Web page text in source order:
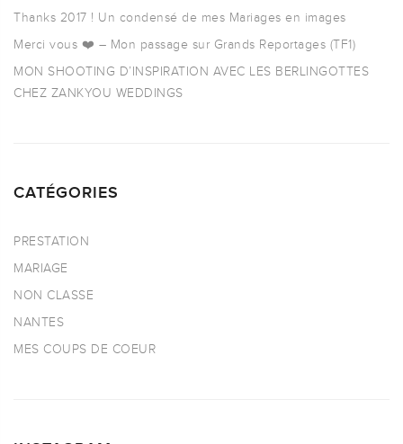
Thanks 2017 ! Un condensé de mes Mariages en images
Merci vous ❤️ – Mon passage sur Grands Reportages (TF1)
MON SHOOTING D’INSPIRATION AVEC LES BERLINGOTTES
CHEZ ZANKYOU WEDDINGS
CATÉGORIES
PRESTATION
MARIAGE
NON CLASSE
NANTES
MES COUPS DE COEUR